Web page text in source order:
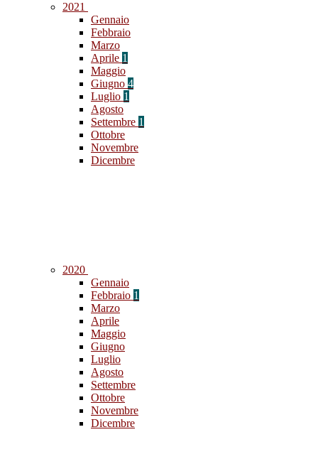
2021
Gennaio
Febbraio
Marzo
Aprile 1
Maggio
Giugno 4
Luglio 1
Agosto
Settembre 1
Ottobre
Novembre
Dicembre
2020
Gennaio
Febbraio 1
Marzo
Aprile
Maggio
Giugno
Luglio
Agosto
Settembre
Ottobre
Novembre
Dicembre